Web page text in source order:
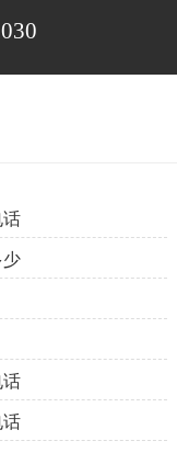
话
少
话
话